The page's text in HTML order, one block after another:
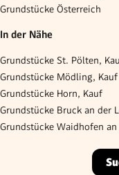
Grundstücke Österreich
In der Nähe
Grundstücke St. Pölten,
Grundstücke Mödling, Kauf
Grundstücke Horn, Kauf
Grundstücke Bruck an der
Grundstücke Waidhofen